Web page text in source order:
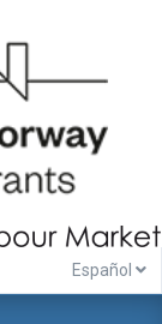
Español